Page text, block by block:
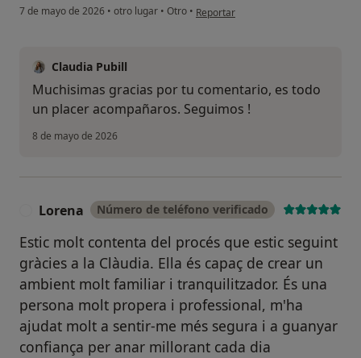
7 de mayo de 2026 • otro lugar • Otro • en opinión del usuario M.P.
Reportar
Claudia Pubill
Muchisimas gracias por tu comentario, es todo
un placer acompañaros. Seguimos !
8 de mayo de 2026
Lorena Número de teléfono verificado
Estic molt contenta del procés que estic seguint
gràcies a la Clàudia. Ella és capaç de crear un
ambient molt familiar i tranquilitzador. És una
persona molt propera i professional, m'ha
ajudat molt a sentir-me més segura i a guanyar
confiança per anar millorant cada dia